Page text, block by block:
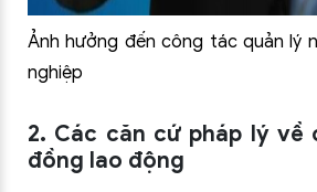
Ảnh hưởng đến công tác quản lý
nghiệp
2. Các căn cứ pháp lý về
đồng lao động